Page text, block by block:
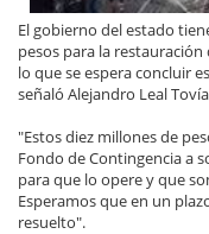
El gobierno del estado
pesos para la
lo que se espera concluir
señaló Alejandro Leal
"Estos diez millones de
Fondo de Contingencia a
para que lo opere y que
Esperamos que en un
resuelto".